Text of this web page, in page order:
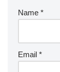
Name *
Email *